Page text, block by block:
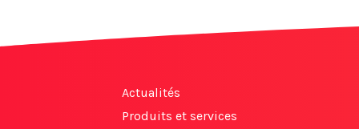
Actualités
Produits et services